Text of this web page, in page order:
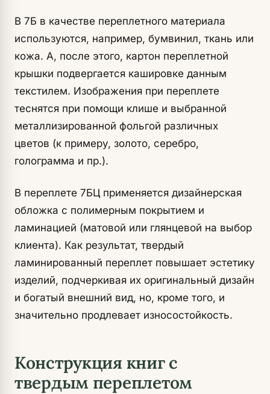
В 7Б в качестве переплетного материала
используются, например, бумвинил, ткань или
кожа. А, после этого, картон переплетной
крышки подвергается кашировке данным
текстилем. Изображения при переплете
теснятся при помощи клише и выбранной
металлизированной фольгой различных
цветов (к примеру, золото, серебро,
голограмма и пр.).
В переплете 7БЦ применяется дизайнерская
обложка с полимерным покрытием и
ламинацией (матовой или глянцевой на выбор
клиента). Как результат, твердый
ламинированный переплет повышает эстетику
изделий, подчеркивая их оригинальный дизайн
и богатый внешний вид, но, кроме того, и
значительно продлевает износостойкость.
Конструкция книг с
твердым переплетом